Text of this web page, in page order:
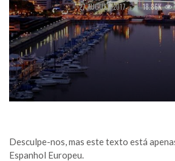
,27 AUGUST, 2017 18.86K
Desculpe-nos, mas este texto está
Espanhol Europeu.